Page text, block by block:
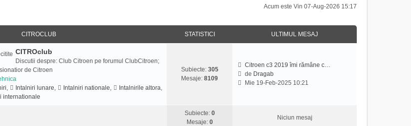
Acum este Vin 07-Aug-2026 15:17
CITROCLUB STATISTICI ULTIMUL MESAJ
CITROclub
Discutii despre: Club Citroen pe forumul ClubCitroen;
de Citroen
, Intalniri lunare, Intalniri nationale, Intalnirile altora,
internationale
Subiecte: 305
Mesaje: 8109
Citroen c3 2019 îmi rămâne c…
de Dragab
V
u
Mie 19-Feb-2025 10:21
Subiecte: 0
Mesaje: 0
Niciun mesaj